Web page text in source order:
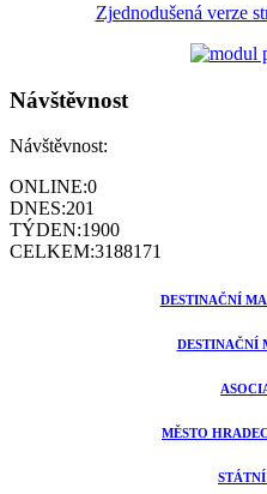
Zjednodušená verze
Návštěvnost
Návštěvnost:
ONLINE:0
DNES:201
TÝDEN:1900
CELKEM:3188171
DESTINAČNÍ
DESTINAČNÍ
MĚSTO